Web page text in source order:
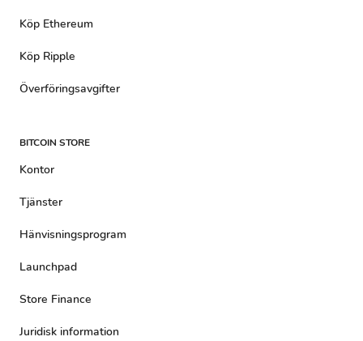
Köp Ethereum
Köp Ripple
Överföringsavgifter
BITCOIN STORE
Kontor
Tjänster
Hänvisningsprogram
Launchpad
Store Finance
Juridisk information